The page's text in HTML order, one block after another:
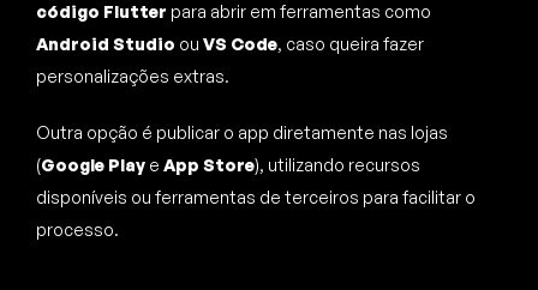
código Flutter para abrir em ferramentas como
Android Studio ou VS Code, caso queira fazer
personalizações extras.
Outra opção é publicar o app diretamente nas lojas
(Google Play e App Store), utilizando recursos
disponíveis ou ferramentas de terceiros para facilitar o
processo.